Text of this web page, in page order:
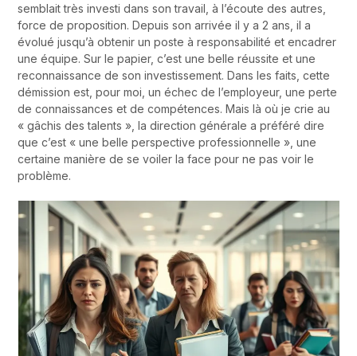
semblait très investi dans son travail, à l’écoute des autres,
force de proposition. Depuis son arrivée il y a 2 ans, il a
évolué jusqu’à obtenir un poste à responsabilité et encadrer
une équipe. Sur le papier, c’est une belle réussite et une
reconnaissance de son investissement. Dans les faits, cette
démission est, pour moi, un échec de l’employeur, une perte
de connaissances et de compétences. Mais là où je crie au
« gâchis des talents », la direction générale a préféré dire
que c’est « une belle perspective professionnelle », une
certaine manière de se voiler la face pour ne pas voir le
problème.